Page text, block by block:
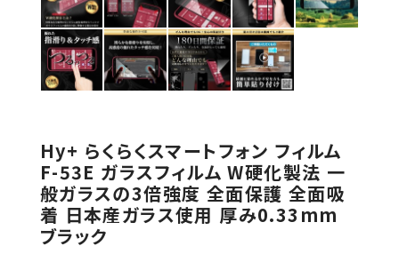
Hy+ らくらくスマートフォン フィルム
F-53E ガラスフィルム W硬化製法 一
般ガラスの3倍強度 全面保護 全面吸
着 日本産ガラス使用 厚み0.33mm
ブラック